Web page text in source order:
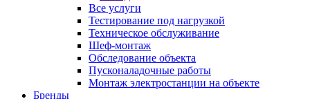
Все услуги
Тестирование под нагрузкой
Техническое обслуживание
Шеф-монтаж
Обследование объекта
Пусконаладочные работы
Монтаж электростанции на объекте
Бренды